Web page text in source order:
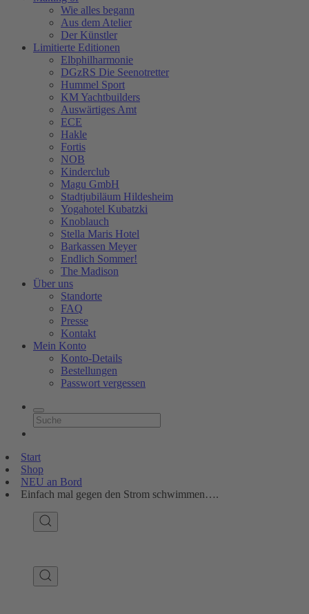
Wie alles begann
Aus dem Atelier
Der Künstler
Limitierte Editionen
Elbphilharmonie
DGzRS Die Seenotretter
Hummel Sport
KM Yachtbuilders
Auswärtiges Amt
ECE
Hakle
Fortis
NOB
Kinderclub
Magu GmbH
Stadtjubiläum Hildesheim
Yogahotel Kubatzki
Knoblauch
Stella Maris Hotel
Barkassen Meyer
Endlich Sommer!
The Madison
Über uns
Standorte
FAQ
Presse
Kontakt
Mein Konto
Konto-Details
Bestellungen
Passwort vergessen
Start
Shop
NEU an Bord
Einfach mal gegen den Strom schwimmen….